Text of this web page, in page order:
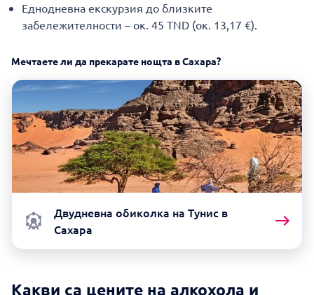
Еднодневна екскурзия до близките
забележителности – ок. 45 TND (ок. 13,17 €).
Мечтаете ли да прекарате нощта в Сахара?
Двудневна обиколка на Тунис в
Сахара
Какви са цените на алкохола и